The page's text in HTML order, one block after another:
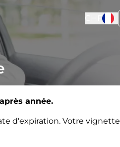
année.
d'expiration. Votre